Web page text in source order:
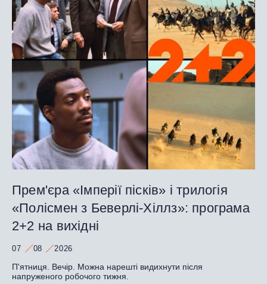
Прем'єра «Імперії пісків» і трилогія
«Полісмен з Беверлі-Хіллз»: програма
2+2 на вихідні
07 08 2026
П'ятниця. Вечір. Можна нарешті видихнути після
напруженого робочого тижня.